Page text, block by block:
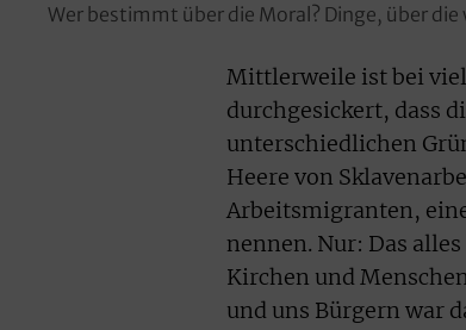
Wer bestimmt über die Moral? Dinge, über
Mittlerweile ist bei
durchgesickert, dass
unterschiedlichen
Heere von
Arbeitsmigranten,
nennen. Nur: Das
Kirchen und
und uns Bürgern war